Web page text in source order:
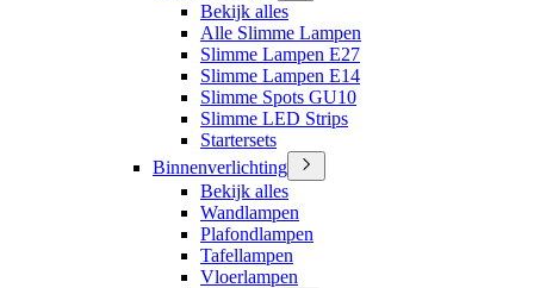
Bekijk alles
Alle Slimme Lampen
Slimme Lampen E27
Slimme Lampen E14
Slimme Spots GU10
Slimme LED Strips
Startersets
Binnenverlichting
Bekijk alles
Wandlampen
Plafondlampen
Tafellampen
Vloerlampen